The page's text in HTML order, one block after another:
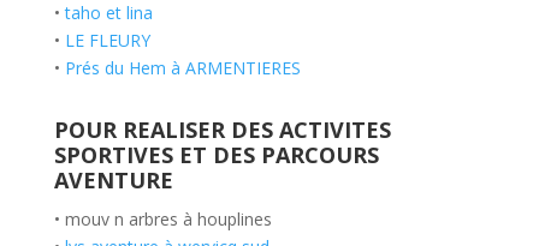
•taho et lina
• LE FLEURY
• Prés du Hem à ARMENTIERES
POUR REALISER DES ACTIVITES
SPORTIVES ET DES PARCOURS
AVENTURE
• mouv n arbres à houplines